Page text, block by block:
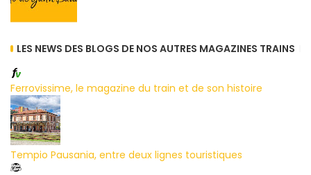
LES NEWS DES BLOGS DE NOS AUTRES MAGAZINES TRAINS
Ferrovissime, le magazine du train et de son histoire
Tempio Pausania, entre deux lignes touristiques